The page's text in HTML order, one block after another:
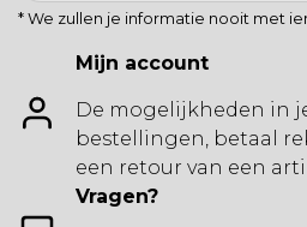
* We zullen je informatie nooit met
Mijn account
De mogelijkheden in
bestellingen, betaal
een retour van een
Vragen?